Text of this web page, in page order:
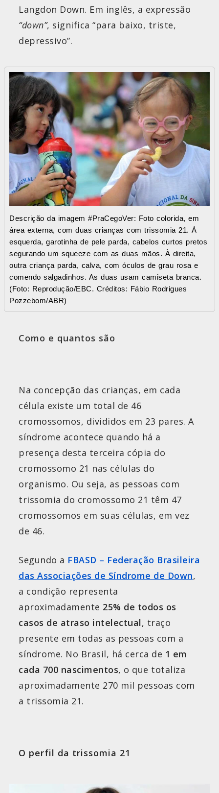
Langdon Down. Em inglês, a expressão
“down”, significa “para baixo, triste,
depressivo”.
Descrição da imagem #PraCegoVer: Foto colorida, em
área externa, com duas crianças com trissomia 21. À
esquerda, garotinha de pele parda, cabelos curtos pretos
segurando um squeeze com as duas mãos. À direita,
outra criança parda, calva, com óculos de grau rosa e
comendo salgadinhos. As duas usam camiseta branca.
(Foto: Reprodução/EBC. Créditos: Fábio Rodrigues
Pozzebom/ABR)
Como e quantos são
Na concepção das crianças, em cada
célula existe um total de 46
cromossomos, divididos em 23 pares. A
síndrome acontece quando há a
presença desta terceira cópia do
cromossomo 21 nas células do
organismo. Ou seja, as pessoas com
trissomia do cromossomo 21 têm 47
cromossomos em suas células, em vez
de 46.
Segundo a FBASD – Federação Brasileira
das Associações de Síndrome de Down,
a condição representa
aproximadamente 25% de todos os
casos de atraso intelectual, traço
presente em todas as pessoas com a
síndrome. No Brasil, há cerca de 1 em
cada 700 nascimentos, o que totaliza
aproximadamente 270 mil pessoas com
a trissomia 21.
O perfil da trissomia 21